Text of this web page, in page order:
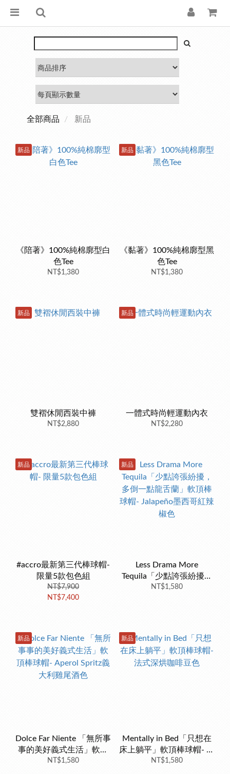
全部商品 新品
新品
《陪著》100%純棉廓型白
色Tee
NT$1,380
新品
《黏著》100%純棉廓型黑
色Tee
NT$1,380
新品
雙褶休閒西裝中褲
NT$2,880
新品
一體式時尚輕運動內衣
NT$2,280
新品
#accro最新第三代棒球帽-
限量5款包色組
NT$7,900
NT$7,400
新品
Less Drama More
Tequila「少點誇張紛擾，
多倒一點龍舌蘭」軟頂棒
NT$1,580
新品
Dolce Far Niente 「無所事
事的美好義式生活」軟頂
棒球帽- Aperol Spritz義大
NT$1,580
新品
Mentally in Bed「只想在
床上躺平」軟頂棒球帽- 法
式深烘咖啡豆色
NT$1,580